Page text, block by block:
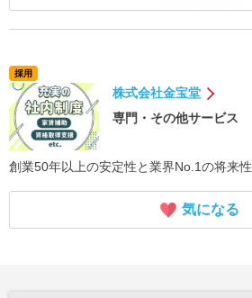
採用
株式会社金宝堂
専門・その他サービス
創業50年以上の安定性と業界No.1の将来性
気になる